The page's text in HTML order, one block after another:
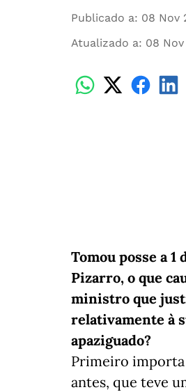
Publicado a: 08 Nov
Atualizado a: 08
Tomou posse a
Pizarro, o que
ministro que
relativamente à
apaziguado?
Primeiro importa
antes, que teve